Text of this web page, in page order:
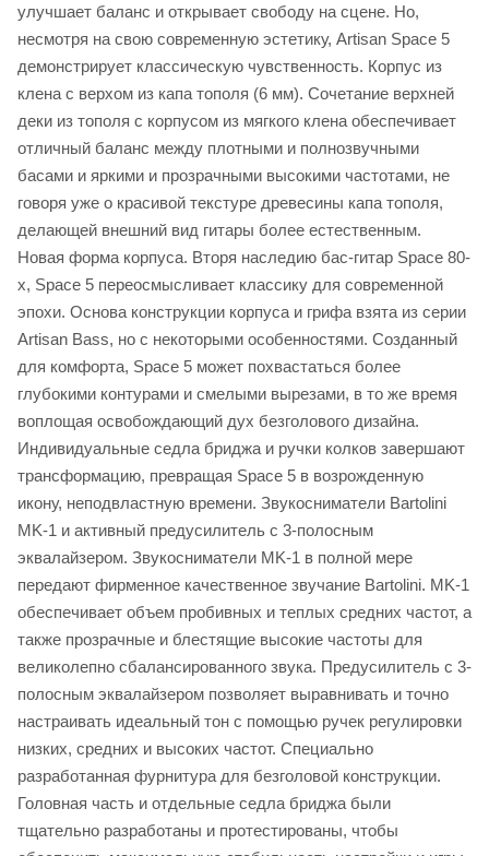
улучшает баланс и открывает свободу на сцене. Но,
несмотря на свою современную эстетику, Artisan Space 5
демонстрирует классическую чувственность. Корпус из
клена с верхом из капа тополя (6 мм). Сочетание верхней
деки из тополя с корпусом из мягкого клена обеспечивает
отличный баланс между плотными и полнозвучными
басами и яркими и прозрачными высокими частотами, не
говоря уже о красивой текстуре древесины капа тополя,
делающей внешний вид гитары более естественным.
Новая форма корпуса. Вторя наследию бас-гитар Space 80-
х, Space 5 переосмысливает классику для современной
эпохи. Основа конструкции корпуса и грифа взята из серии
Artisan Bass, но с некоторыми особенностями. Созданный
для комфорта, Space 5 может похвастаться более
глубокими контурами и смелыми вырезами, в то же время
воплощая освобождающий дух безголового дизайна.
Индивидуальные седла бриджа и ручки колков завершают
трансформацию, превращая Space 5 в возрожденную
икону, неподвластную времени. Звукосниматели Bartolini
MK-1 и активный предусилитель с 3-полосным
эквалайзером. Звукосниматели MK-1 в полной мере
передают фирменное качественное звучание Bartolini. MK-1
обеспечивает объем пробивных и теплых средних частот, а
также прозрачные и блестящие высокие частоты для
великолепно сбалансированного звука. Предусилитель с 3-
полосным эквалайзером позволяет выравнивать и точно
настраивать идеальный тон с помощью ручек регулировки
низких, средних и высоких частот. Специально
разработанная фурнитура для безголовой конструкции.
Головная часть и отдельные седла бриджа были
тщательно разработаны и протестированы, чтобы